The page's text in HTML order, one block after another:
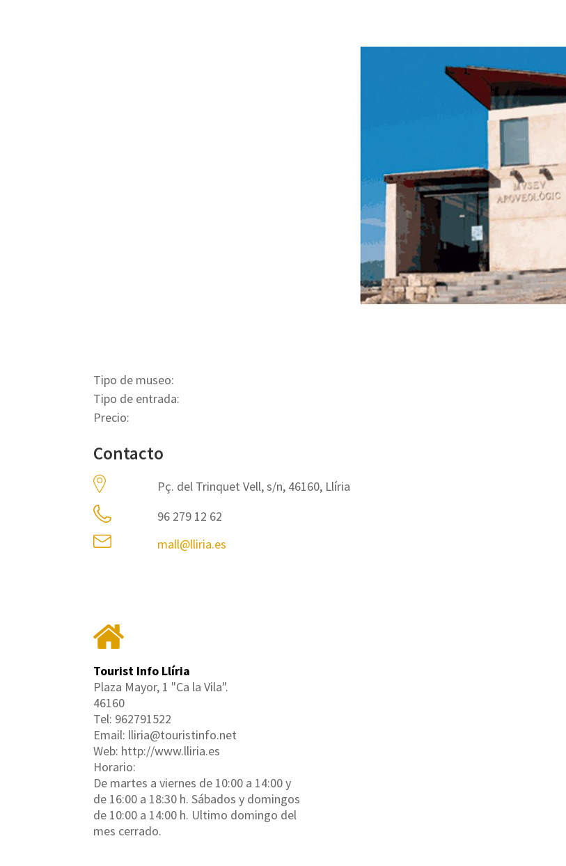
Tipo de museo:
Tipo de entrada:
Precio:
Contacto
Pç. del Trinquet Vell, s/n, 46160, Llíria
96 279 12 62
mall@lliria.es
Tourist Info Llíria
Plaza Mayor, 1 "Ca la Vila".
46160
Tel: 962791522
Email: lliria@touristinfo.net
Web: http://www.lliria.es
Horario:
De martes a viernes de 10:00 a 14:00 y
de 16:00 a 18:30 h. Sábados y domingos
de 10:00 a 14:00 h. Ultimo domingo del
mes cerrado.